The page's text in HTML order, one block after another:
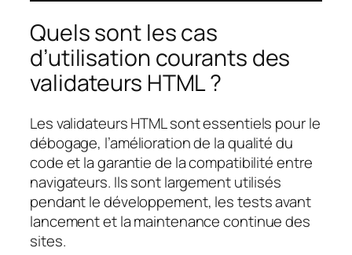
Quels sont les cas
d’utilisation courants des
validateurs HTML ?
Les validateurs HTML sont essentiels pour le
débogage, l’amélioration de la qualité du
code et la garantie de la compatibilité entre
navigateurs. Ils sont largement utilisés
pendant le développement, les tests avant
lancement et la maintenance continue des
sites.